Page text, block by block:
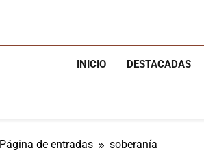
INICIO DESTACADAS
Página de entradas soberanía